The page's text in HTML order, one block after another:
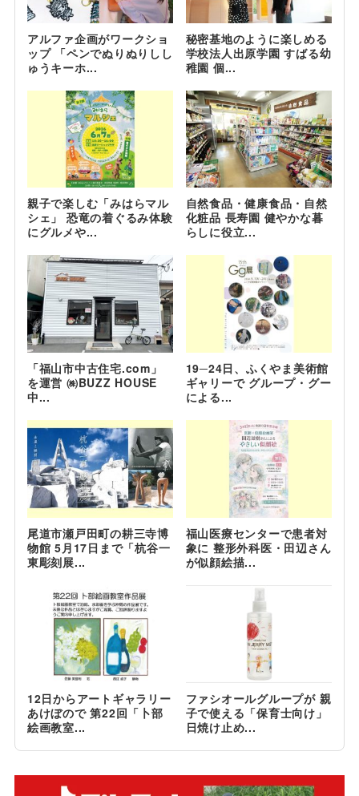
アルファ企画がワークショ
ップ 「ペンでぬりぬりしし
ゅうキーホ...
秘密基地のように楽しめる
学校法人出原学園 すばる幼
稚園 個...
親子で楽しむ「みはらマル
シェ」 恐竜の着ぐるみ体験
にグルメや...
自然食品・健康食品・自然
化粧品 長寿園 健やかな暮
らしに役立...
「福山市中古住宅.com」
を運営 ㈱BUZZ HOUSE
中...
19─24日、ふくやま美術館
ギャリーで グループ・グー
による...
尾道市瀬戸田町の耕三寺博
物館 5月17日まで「杭谷一
東彫刻展...
福山医療センターで患者対
象に 整形外科医・田辺さん
が似顔絵描...
12日からアートギャラリー
あけぼので 第22回「卜部
絵画教室...
ファシオールグループが 親
子で使える「保育士向け」
日焼け止め...